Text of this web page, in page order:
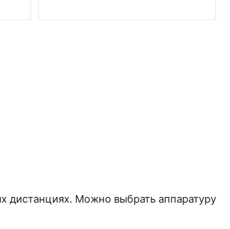
дистанциях. Можно выбрать аппаратуру